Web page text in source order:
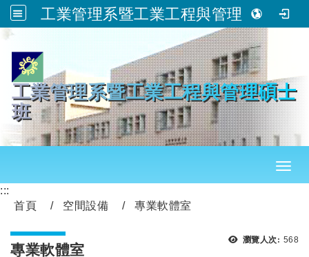
工業管理系暨工業工程與管理碩士班
跳到主要內容
工業管理系暨工業工程與管理碩士
班
:::
首頁
空間設備 專業軟體室
瀏覽人次: 瀏覽
568
專業軟體室